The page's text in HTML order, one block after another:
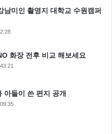
남미인 촬영지 대학교 수원캠퍼
화장 전후 비교 해보세요
아들이 쓴 편지 공개